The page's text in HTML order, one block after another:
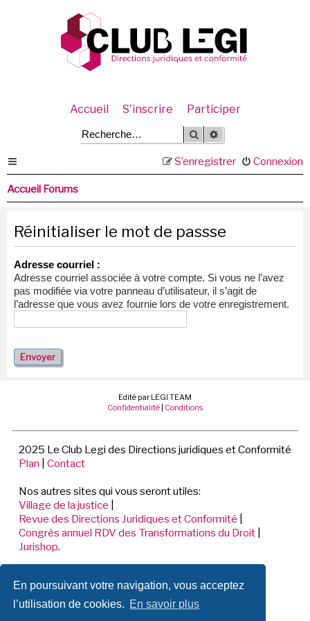
En poursuivant votre navigation, vous acceptez
l’utilisation de cookies. En savoir plus
Accueil S'inscrire Participer
Rechercher
Connexion
S’enregistrer
Accueil Forums
Réinitialiser le mot de passse
Adresse courriel :
Adresse courriel associée à votre compte. Si vous ne l’avez
pas modifiée via votre panneau d’utilisateur, il s’agit de
l’adresse que vous avez fournie lors de votre enregistrement.
Edité par LEGI TEAM
Confidentialité | Conditions
2025 Le Club Legi des Directions juridiques et Conformité
Plan
Contact
Nos autres sites qui vous seront utiles:
Village de la justice
Revue des Directions Juridiques et Conformité
Congrès annuel RDV des Transformations du Droit
Jurishop.
198 Avenue de Verdun
92441 ISSY LES MOULINEAUX CEDEX